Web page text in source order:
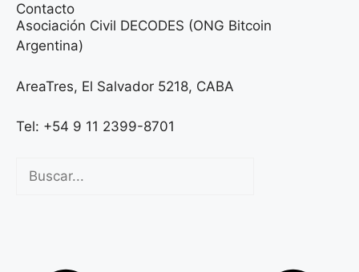
Contacto
Asociación Civil DECODES (ONG Bitcoin
Argentina)
AreaTres, El Salvador 5218, CABA
Tel: +54 9 11 2399-8701